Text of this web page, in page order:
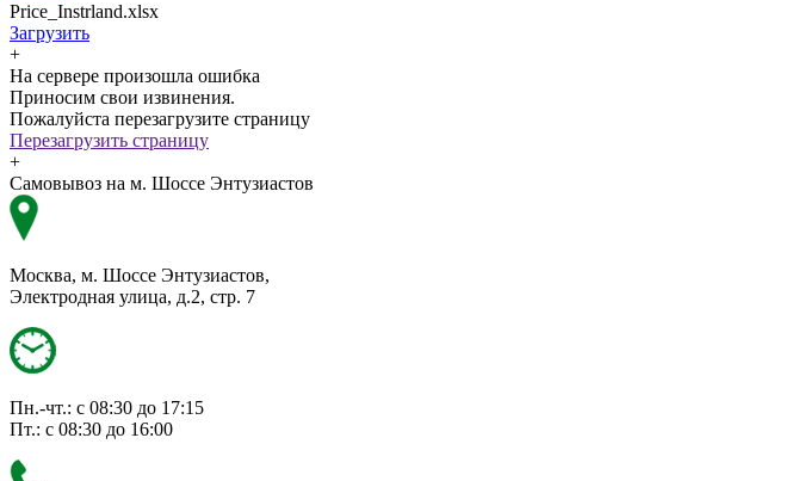
Price_Instrland.xlsx
Загрузить
+
На сервере произошла ошибка
Приносим свои извинения.
Пожалуйста перезагрузите страницу
Перезагрузить страницу
+
Самовывоз на м. Шоссе Энтузиастов
Москва, м. Шоссе Энтузиастов,
Электродная улица, д.2, стр. 7
Пн.-чт.: с 08:30 до 17:15
Пт.: с 08:30 до 16:00